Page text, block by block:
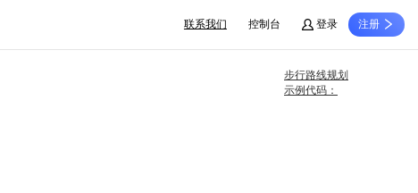
联系我们 控制台 登录 注册
步行路线规划
示例代码：